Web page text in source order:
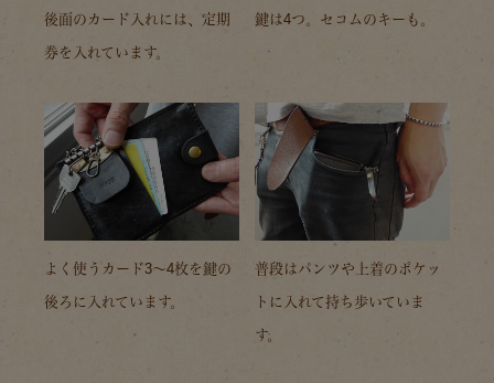
後面のカード入れには、定期
券を入れています。
鍵は4つ。セコムのキーも。
よく使うカード3～4枚を鍵の
後ろに入れています。
普段はパンツや上着のポケッ
トに入れて持ち歩いていま
す。